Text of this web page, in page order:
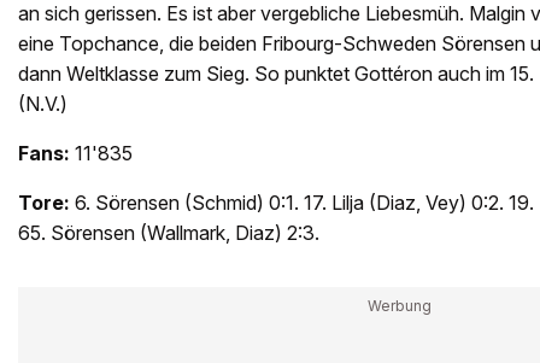
an sich gerissen. Es ist aber vergebliche Liebesmüh. Malgin
eine Topchance, die beiden Fribourg-Schweden Sörensen
dann Weltklasse zum Sieg. So punktet Gottéron auch im
(N.V.)
Fans: 11'835
Tore: 6. Sörensen (Schmid) 0:1. 17. Lilja (Diaz, Vey) 0:2.
65. Sörensen (Wallmark, Diaz) 2:3.